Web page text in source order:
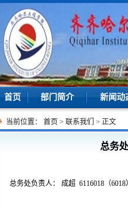
首页 部门简介 新闻动
当前位置： 首页 > 联系我们 > 正文
总务
总务处负责人： 成超 6116018（